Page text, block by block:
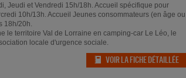
Jeudi et Vendredi 15h/18h. Accueil spécifique pour
10h/13h. Accueil Jeunes consommateurs (en âge ou
18h/20h.
le territoire Val de Lorraine en camping-car Le Léo, le
locale d'urgence sociale.
VOIR LA FICHE DÉTAILLÉE